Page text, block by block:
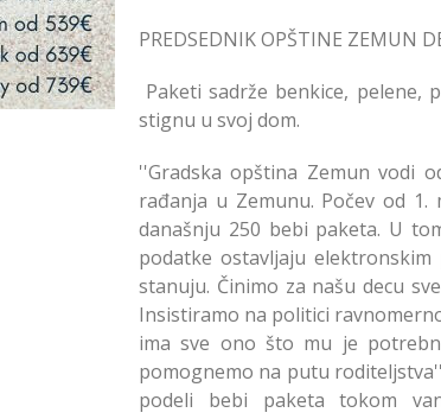
PREDSEDNIK OPŠTINE ZEMUN
Paketi sadrže benkice,
stignu u svoj dom.
''Gradska opština Zemun vodi
rađanja u Zemunu. Počev od
današnju 250 bebi paketa. U
podatke ostavljaju
stanuju. Činimo za našu decu
Insistiramo na politici
ima sve ono što mu je
pomognemo na putu
podeli bebi paketa tokom